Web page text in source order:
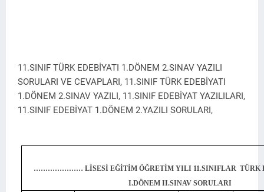
11.SINIF TÜRK EDEBİYATI 1.DÖNEM 2.SINAV YAZILI
SORULARI VE CEVAPLARI, 11.SINIF TÜRK EDEBİYATI
1.DÖNEM 2.SINAV YAZILI, 11.SINIF EDEBİYAT YAZILILARI,
11.SINIF EDEBİYAT 1.DÖNEM 2.YAZILI SORULARI,
………………… LİSESİ EĞİTİM ÖĞRETİM YILI 11.SINIFLAR TÜRK
I.DÖNEM II.SINAV SORULARI